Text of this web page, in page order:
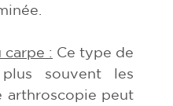
carpe : Ce type de
souvent les
arthroscopie peut